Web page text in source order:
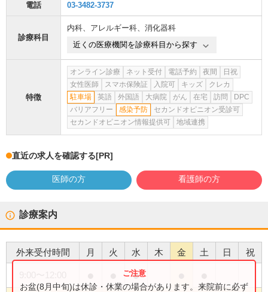
電話 03-3482-3737
診療科目
内科、 アレルギー科、 消化器科
近くの医療機関を診療科目から探す
特徴
オンライン診療 ネット受付 電話予約 夜間
日祝
女性医師
スマホ保険証 入院可 キッズ
クレカ
駐車場
英語 外国語 大病院 がん 在宅 訪問
DPC
バリアフリー
感染予防
セカンドオピニオン受診可
セカンドオピニオン情報提供可
地域連携
直近の求人を確認する[PR]
医師の方 看護師の方
診療案内
外来受付時間 月 火 水 木 金 土 日 祝
●
お盆(8月中旬)は休診・休業の場合があります。来院前に必ず